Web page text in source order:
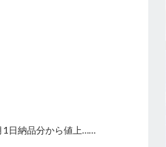
1日納品分から値上……